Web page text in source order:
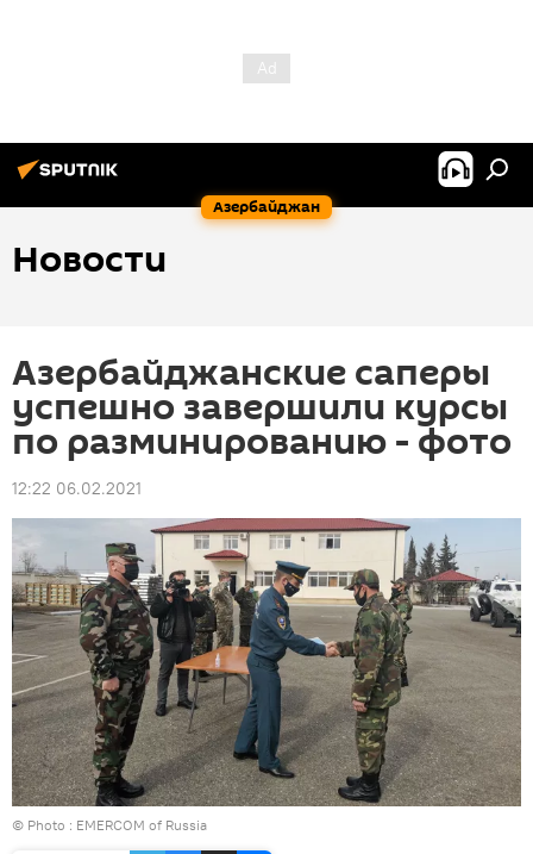
Азербайджан
Новости
Азербайджанские саперы
успешно завершили курсы
по разминированию - фото
12:22 06.02.2021
© Photo : EMERCOM of Russia